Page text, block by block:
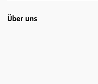
Über uns